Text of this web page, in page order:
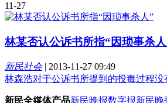
11-27
林某否认公诉书所指“因琐事杀
新民社会| 2013-11-27 09:49
林森浩对于公诉书所提到的投毒过程没
新民全媒体产品新民晚报数字报新民晚